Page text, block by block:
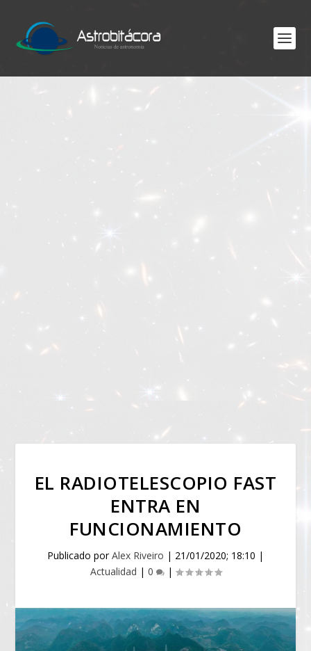
EL RADIOTELESCOPIO FAST
ENTRA EN
FUNCIONAMIENTO
Publicado porAlex Riveiro | 21/01/2020; 18:10 |
Actualidad | 0 |